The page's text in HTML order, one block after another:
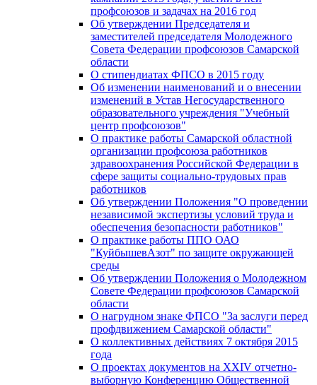
профсоюзов и задачах на 2016 год
Об утверждении Председателя и
заместителей председателя Молодежного
Совета Федерации профсоюзов Самарской
области
О стипендиатах ФПСО в 2015 году
Об изменении наименований и о внесении
изменений в Устав Негосударственного
образовательного учреждения "Учебный
центр профсоюзов"
О практике работы Самарской областной
организации профсоюза работников
здравоохранения Российской Федерации в
сфере защиты социально-трудовых прав
работников
Об утверждении Положения "О проведении
независимой экспертизы условий труда и
обеспечения безопасности работников"
О практике работы ППО ОАО
"КуйбышевАзот" по защите окружающей
среды
Об утверждении Положения о Молодежном
Совете Федерации профсоюзов Самарской
области
О нагрудном знаке ФПСО "За заслуги перед
профдвижением Самарской области"
О коллективных действиях 7 октября 2015
года
О проектах документов на XXIV отчетно-
выборную Конференцию Общественной